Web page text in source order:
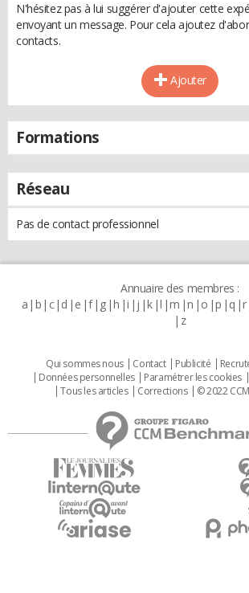
N'hésitez pas à lui suggérer d'ajouter cette
envoyant un message. Pour cela ajoutez
contacts.
Ajouter
Formations
Réseau
Pas de contact professionnel
Annuaire des membres :
a b c d e f g h i j k l m n o p q r
z
Qui sommes nous Contact Publicité
Données personnelles
Paramétrer les cookies
Tous les articles
Corrections © 2022